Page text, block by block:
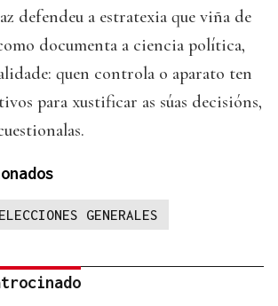
defendeu a estratexia que viña de
documenta a ciencia política,
quen controla o aparato ten
para xustificar as súas decisións,
ELECCIONES GENERALES